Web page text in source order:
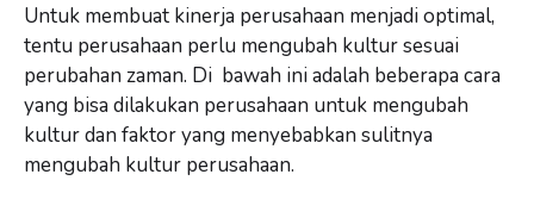
Untuk membuat kinerja perusahaan menjadi optimal,
tentu perusahaan perlu mengubah kultur sesuai
perubahan zaman. Di bawah ini adalah beberapa cara
yang bisa dilakukan perusahaan untuk mengubah
kultur dan faktor yang menyebabkan sulitnya
mengubah kultur perusahaan.